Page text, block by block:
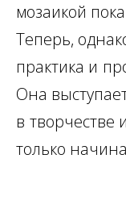
мозаикой
Теперь,
практика и
Она
в творчестве и
только